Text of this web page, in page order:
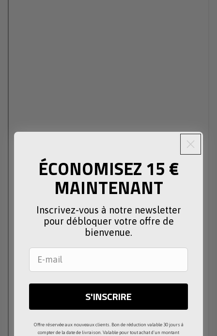
ÉCONOMISEZ 15 €
MAINTENANT
Inscrivez-vous à notre newsletter
pour débloquer votre offre de
bienvenue.
S'INSCRIRE
Offre réservée aux nouveaux clients. Bon de réduction valable 30 jours à
compter de la date de livraison. Valable pour tout achat d'un montant